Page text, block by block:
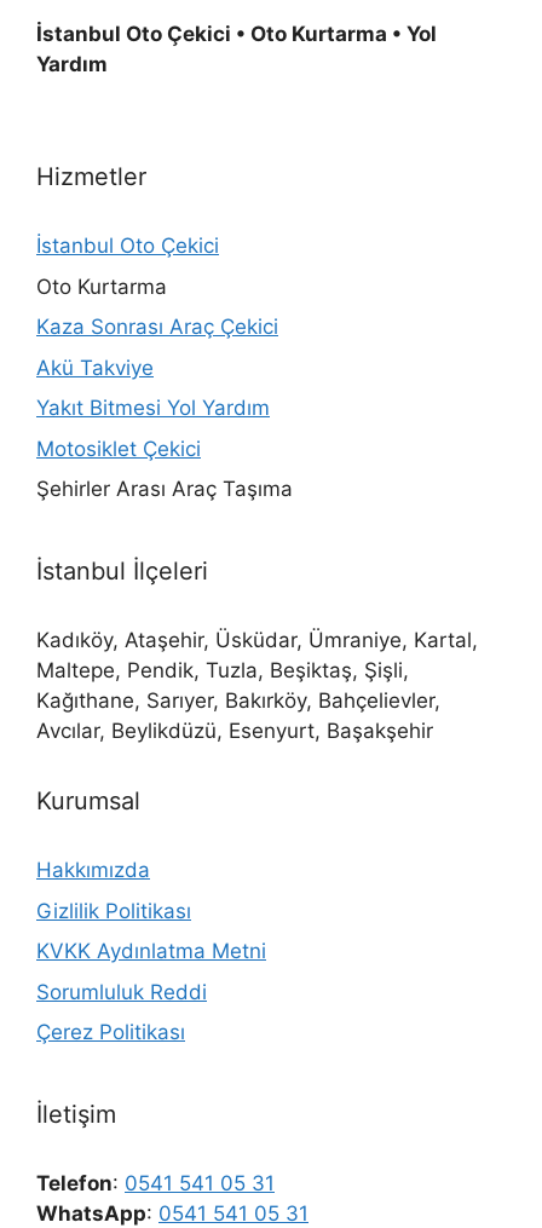
İstanbul Oto Çekici • Oto Kurtarma • Yol
Yardım
Hizmetler
İstanbul Oto Çekici
Oto Kurtarma
Kaza Sonrası Araç Çekici
Akü Takviye
Yakıt Bitmesi Yol Yardım
Motosiklet Çekici
Şehirler Arası Araç Taşıma
İstanbul İlçeleri
Kadıköy, Ataşehir, Üsküdar, Ümraniye, Kartal,
Maltepe, Pendik, Tuzla, Beşiktaş, Şişli,
Kağıthane, Sarıyer, Bakırköy, Bahçelievler,
Avcılar, Beylikdüzü, Esenyurt, Başakşehir
Kurumsal
Hakkımızda
Gizlilik Politikası
KVKK Aydınlatma Metni
Sorumluluk Reddi
Çerez Politikası
İletişim
Telefon: 0541 541 05 31
WhatsApp: 0541 541 05 31